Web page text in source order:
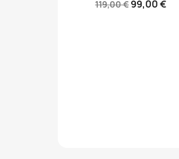
119,00 € 99,00 €